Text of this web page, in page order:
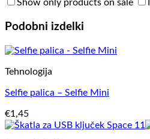
Show only products on sale
Podobni izdelki
Tehnologija
Selfie palica – Selfie Mini
€1,45